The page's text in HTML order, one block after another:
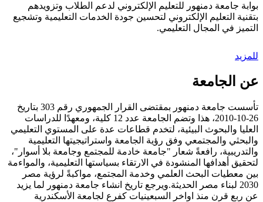
بوابة جامعة دمنهور للتعليم الإلكتروني لدعم الطلاب وتزويدهم
بتقنية التعليم الإلكتروني لتحسين جودة الخدمات التعليمية وتشجيع
التميز في المجال التعليمي.
للمزيد
عن الجامعة
تأسست جامعة دمنهور بمقتضى القرار الجمهوري رقم 303 بتاريخ
26-10-2010، هذا وتضم الجامعة عدد 12 كلية، ومعهدًا للدراسات
العليا والبحوث البيئية، لتخدم قطاعات عدة على المستوي التعليمي
والبحثي والمجتمعي وفق رؤية الجامعة واستراتيجيتها التعليمية
والتدريبية، رافعةً شعار "جامعة خادمة للمجتمع وجامعة بلا أسوار"،
لتحقيق أهدافها المنشودة في الارتقاء بسياستها التعليمية، والمواءمة
بين معطيات البحث العلمي وخدمة المجتمع، مواكبةً لرؤية مصر
2030 لبناء مصر الحديثة.ويرجع تاريخ انشاء جامعة دمنهور لما يزيد
عن ربع قرن منذ اواخر السبعينيات كفرع لجامعة الأسكندرية